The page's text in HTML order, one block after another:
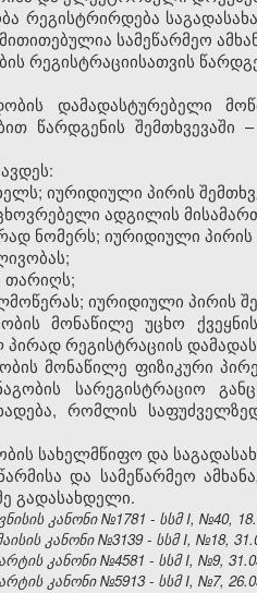
რეგისტრირდება
სამეწარმეო
რეგისტრაციისათვის
დამადასტურებელი
წარდგენის
იურიდიული პირის
ადგილის
ნომერს; იურიდიული პირის
თარიღს;
იურიდიული პირის
მონაწილე უცხო
რეგისტრაციის
მონაწილე ფიზიკური
სარეგისტრაციო
რომლის
სახელმწიფო და
და სამეწარმეო
გადასახდელი.
კანონი №1781 - სსმ I, №40,
კანონი №3139 - სსმ I, №18,
კანონი №4581 - სსმ I, №9,
კანონი №5913 - სსმ I, №7,